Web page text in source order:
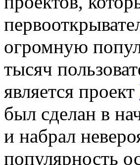
огромную
тысяч
является проект
был сделан в
и набрал
популярность